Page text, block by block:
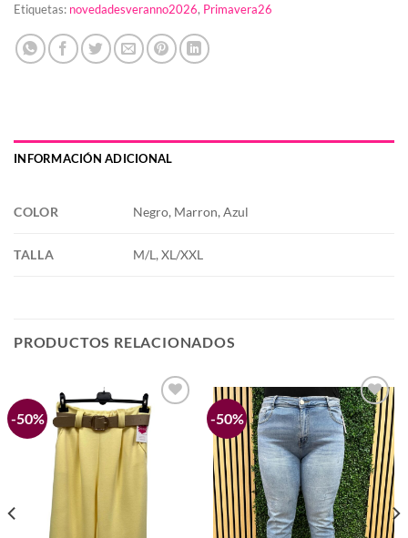
Etiquetas: novedadesveranno2026, Primavera26
INFORMACIÓN ADICIONAL
COLOR Negro, Marron, Azul
TALLA M/L, XL/XXL
PRODUCTOS RELACIONADOS
-50% -50%
Añadir
a la
lista de
deseos